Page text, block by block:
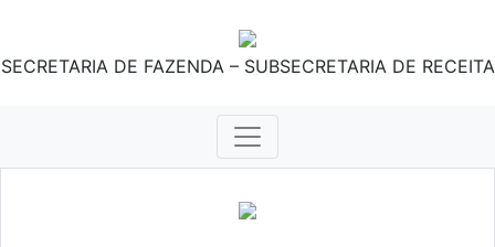
SECRETARIA DE FAZENDA – SUBSECRETARIA DE RECEITA